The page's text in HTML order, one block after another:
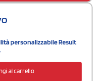
personalizzabile Result
al carrello